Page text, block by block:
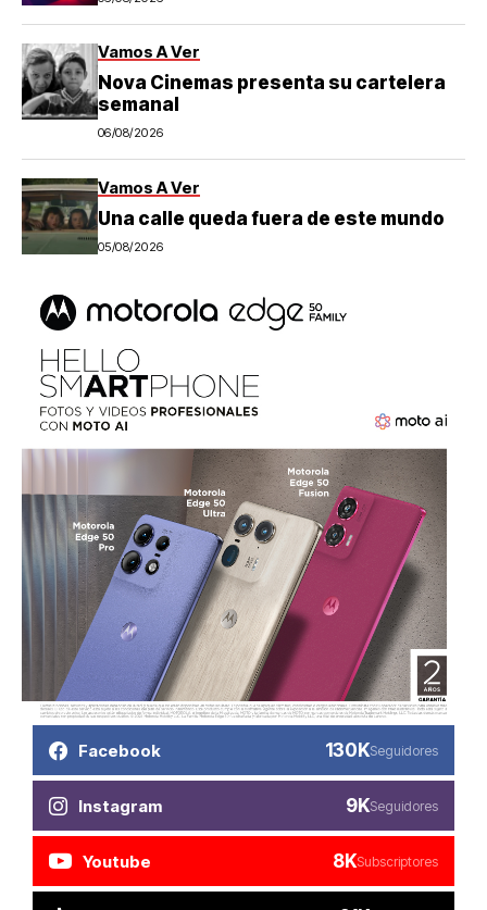
Vamos A Ver
Nova Cinemas presenta su cartelera
semanal
06/08/2026
Vamos A Ver
Una calle queda fuera de este mundo
05/08/2026
Facebook 130KSeguidores
Instagram 9KSeguidores
Youtube 8KSubscriptores